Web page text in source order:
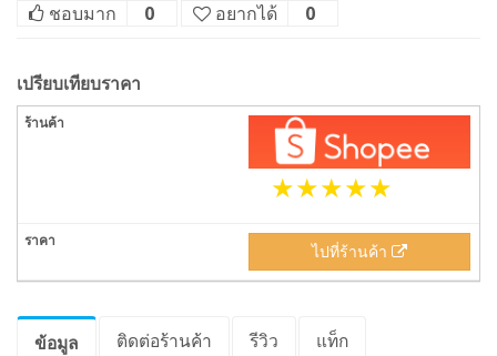
ชอบมาก 0 อยากได้ 0
เปรียบเทียบราคา
ไปที่ร้านค้า
ข้อมูล ติดต่อร้านค้า รีวิว แท็ก